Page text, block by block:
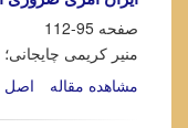
صفحه 95-112
منیر کریمی
مشاهده مقاله
اصل